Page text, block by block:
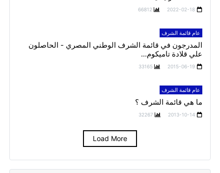
2022-02-18
66812
عام قائمة الشرف
المدرجون في قائمة الشرف الوطني المصري - الحاصلون
علي قلادة تاميكوم...
2015-06-19
33165
عام قائمة الشرف
ما هي قائمة الشرف ؟
2013-10-14
32267
Load More